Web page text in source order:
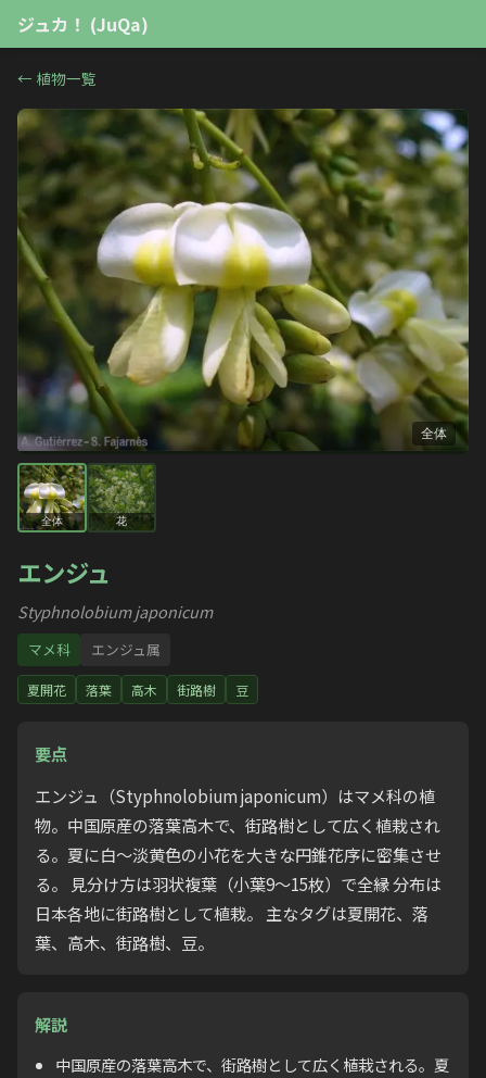
ジュカ！ (JuQa)
← 植物一覧
全体
全体 花
エンジュ
Styphnolobium japonicum
マメ科 エンジュ属
夏開花 落葉 高木 街路樹 豆
要点
エンジュ（Styphnolobium japonicum）はマメ科の植
物。中国原産の落葉高木で、街路樹として広く植栽され
る。夏に白〜淡黄色の小花を大きな円錐花序に密集させ
る。 見分け方は羽状複葉（小葉9〜15枚）で全縁 分布は
日本各地に街路樹として植栽。 主なタグは夏開花、落
葉、高木、街路樹、豆。
解説
中国原産の落葉高木で、街路樹として広く植栽される。夏